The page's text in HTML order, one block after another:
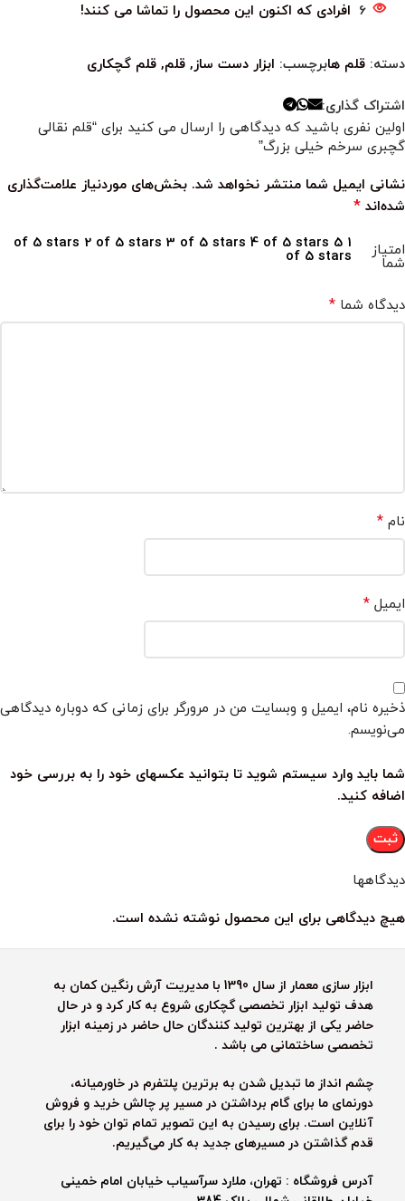
6 افرادی که اکنون این محصول را تماشا می کنند!
دسته: قلم هابرچسب: ابزار دست ساز, قلم, قلم گچکاری
اشتراک گذاری:
دیدگاهها
هیچ دیدگاهی برای این محصول نوشته نشده است.
اولین نفری باشید که دیدگاهی را ارسال می کنید برای “قلم نقالی
گچبری سرخم خیلی بزرگ”
نشانی ایمیل شما منتشر نخواهد شد. بخش‌های موردنیاز علامت‌گذاری
شده‌اند *
امتیاز
شما
1 of 5 stars
2 of 5 stars 3 of 5 stars 4 of 5 stars 5
of 5 stars
دیدگاه شما *
نام *
ایمیل *
ذخیره نام، ایمیل و وبسایت من در مرورگر برای زمانی که دوباره دیدگاهی
می‌نویسم.
شما باید وارد سیستم شوید تا بتوانید عکسهای خود را به بررسی خود
اضافه کنید.
ابزار سازی معمار از سال 1390 با مدیریت آرش رنگین کمان به
هدف تولید ابزار تخصصی گچکاری شروع به کار کرد و در حال
حاضر یکی از بهترین تولید کنندگان حال حاضر در زمینه ابزار
تخصصی ساختمانی می باشد .
چشم انداز ما تبدیل شدن به برترین پلتفرم در خاورمیانه،
دورنمای ما برای گام برداشتن در مسیر پر چالش خرید و فروش
آنلاین است. برای رسیدن به این تصویر تمام توان خود را برای
قدم گذاشتن در مسیرهای جدید به کار می‌گیریم.
آدرس فروشگاه : تهران، ملارد سرآسیاب خیابان امام خمینی